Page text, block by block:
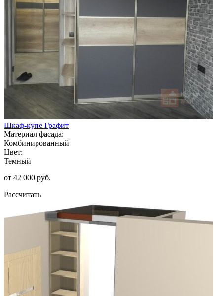
Шкаф-купе Графит
Материал фасада:
Комбинированный
Цвет:
Темный
от 42 000 руб.
Рассчитать